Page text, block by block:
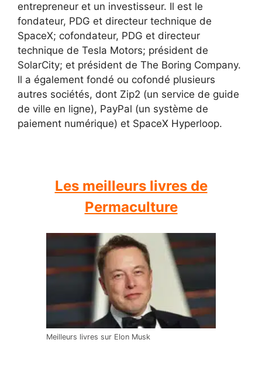
entrepreneur et un investisseur. Il est le
fondateur, PDG et directeur technique de
SpaceX; cofondateur, PDG et directeur
technique de Tesla Motors; président de
SolarCity; et président de The Boring Company.
Il a également fondé ou cofondé plusieurs
autres sociétés, dont Zip2 (un service de guide
de ville en ligne), PayPal (un système de
paiement numérique) et SpaceX Hyperloop.
Les meilleurs livres de
Permaculture
Meilleurs livres sur Elon Musk